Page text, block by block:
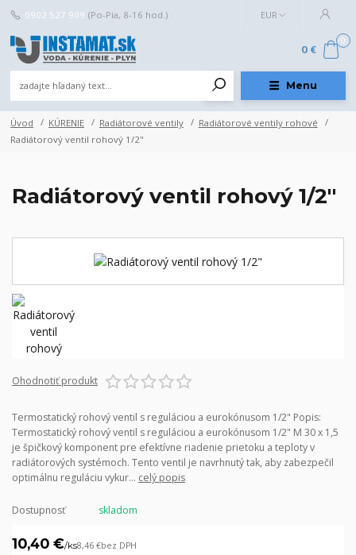
Menu
EUR
0902 527 909 (Po-Pia, 8-16 hod.)
0
0 €
Úvod KÚRENIE Radiátorové ventily
Radiátorové ventily rohové
Radiátorový ventil rohový 1/2"
Radiátorový ventil rohový 1/2"
Ohodnotiť produkt
Termostatický rohový ventil s reguláciou a eurokónusom 1/2" Popis:
Termostatický rohový ventil s reguláciou a eurokónusom 1/2" M 30 x 1,5
je špičkový komponent pre efektívne riadenie prietoku a teploty v
radiátorových systémoch. Tento ventil je navrhnutý tak, aby zabezpečil
optimálnu reguláciu vykur... celý popis
Dostupnosť skladom
10,40 €/ks8,46 €bez DPH